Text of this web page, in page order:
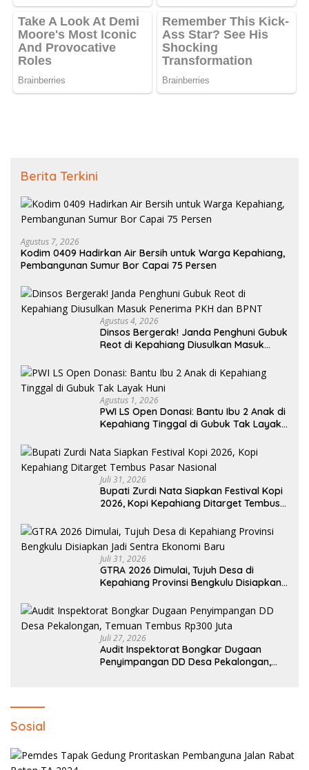
Berita Terkini
Agustus 7, 2026
Kodim 0409 Hadirkan Air Bersih untuk Warga Kepahiang,
Pembangunan Sumur Bor Capai 75 Persen
Agustus 4, 2026
Dinsos Bergerak! Janda Penghuni Gubuk
Reot di Kepahiang Diusulkan Masuk
Agustus 1, 2026
PWI LS Open Donasi: Bantu Ibu 2 Anak di
Kepahiang Tinggal di Gubuk Tak Layak
Juli 31, 2026
Bupati Zurdi Nata Siapkan Festival Kopi
2026, Kopi Kepahiang Ditarget Tembus
Juli 31, 2026
GTRA 2026 Dimulai, Tujuh Desa di
Kepahiang Provinsi Bengkulu Disiapkan
Juli 27, 2026
Audit Inspektorat Bongkar Dugaan
Penyimpangan DD Desa Pekalongan,
Sosial